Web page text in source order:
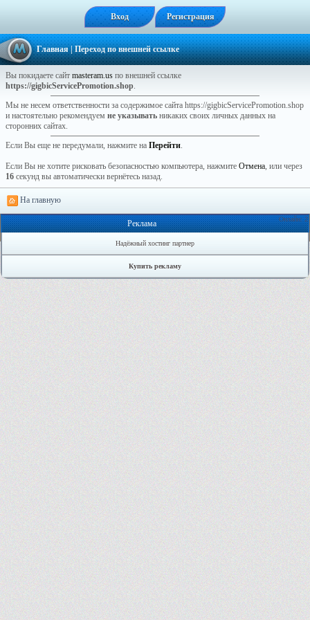
Вход Регистрация
Главная| Переход по внешней ссылке
Вы покидаете сайт masteram.us по внешней ссылке
https://gigbicServicePromotion.shop.
Мы не несем ответственности за содержимое сайта https://gigbicServicePromotion.shop
и настоятельно рекомендуем не указывать никаких своих личных данных на
сторонних сайтах.
Если Вы еще не передумали, нажмите на Перейти.
Если Вы не хотите рисковать безопасностью компьютера, нажмите Отмена, или через
16 секунд вы автоматически вернётесь назад.
На главную
Онлайн: 2
Реклама
Надёжный хостинг партнер
Купить рекламу